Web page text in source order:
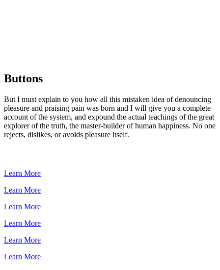
Buttons
But I must explain to you how all this mistaken idea of denouncing
pleasure and praising pain was born and I will give you a complete
account of the system, and expound the actual teachings of the great
explorer of the truth, the master-builder of human happiness. No one
rejects, dislikes, or avoids pleasure itself.
Learn More
Learn More
Learn More
Learn More
Learn More
Learn More